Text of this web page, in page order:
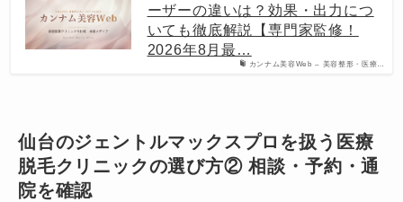
カンナム美容Web – 美容整形・医療…
ーザーの違いは？効果・出力につ
いても徹底解説【専門家監修！
2026年8月最…
仙台のジェントルマックスプロを扱う医療
脱毛クリニックの選び方② 相談・予約・通
院を確認